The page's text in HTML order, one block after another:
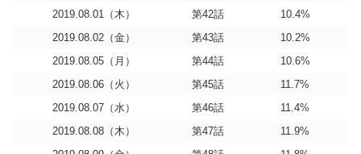
2019.08.01（木）
第42話
10.4%
2019.08.02（金）
第43話
10.2%
2019.08.05（月）
第44話
10.6%
2019.08.06（火）
第45話
11.7%
2019.08.07（水）
第46話
11.4%
2019.08.08（木）
第47話
11.9%